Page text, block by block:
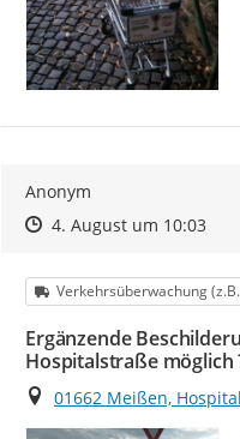
Anonym
Zeitpunkt des Erstellens
Zeitpunkt des Erstellens
4. August um 10:03Zur
Kategorie
Verkehrsüberwachung
Ergänzende
Hospitalstraße möglich
Ort
01662 Meißen,